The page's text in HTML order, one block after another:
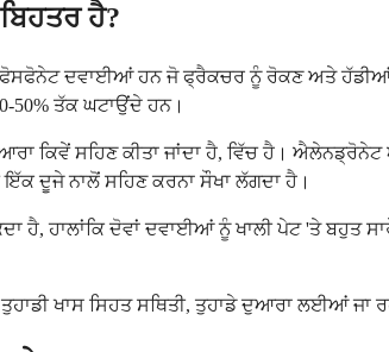
ਹੈ?
ਦਵਾਈਆਂ ਹਨ ਜੋ ਫ੍ਰੈਕਚਰ ਨੂੰ ਰੋਕਣ ਅਤੇ
50% ਤੱਕ ਘਟਾਉਂਦੇ ਹਨ।
ਕਿਵੇਂ ਸਹਿਣ ਕੀਤਾ ਜਾਂਦਾ ਹੈ, ਵਿੱਚ ਹੈ।
ਦੂਜੇ ਨਾਲੋਂ ਸਹਿਣ ਕਰਨਾ ਸੌਖਾ ਲੱਗਦਾ ਹੈ।
ਹੈ, ਹਾਲਾਂਕਿ ਦੋਵਾਂ ਦਵਾਈਆਂ ਨੂੰ ਖਾਲੀ ਪੇਟ 'ਤੇ ਬਹੁਤ
ਖਾਸ ਸਿਹਤ ਸਥਿਤੀ, ਤੁਹਾਡੇ ਦੁਆਰਾ ਲਈਆਂ